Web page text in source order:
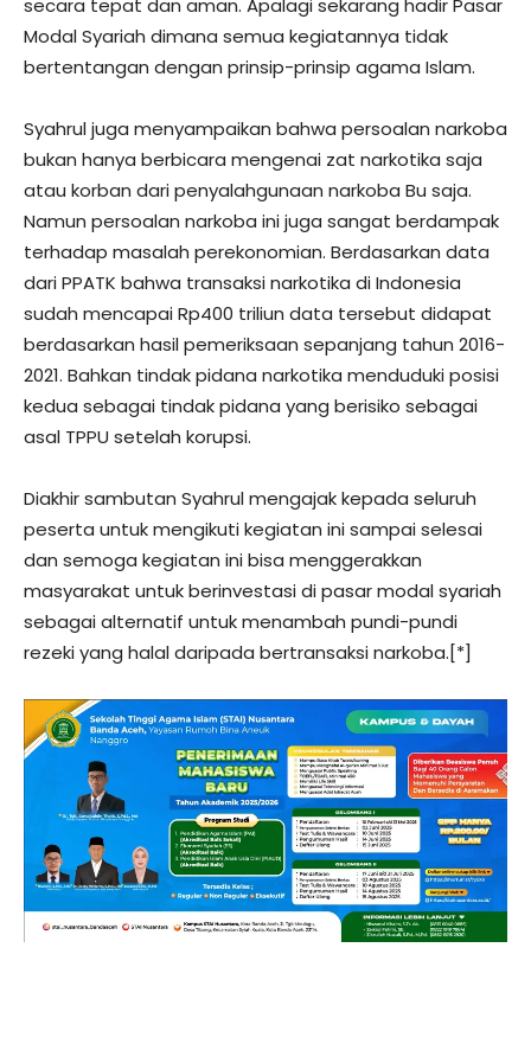
secara tepat dan aman. Apalagi sekarang hadir Pasar
Modal Syariah dimana semua kegiatannya tidak
bertentangan dengan prinsip-prinsip agama Islam.
Syahrul juga menyampaikan bahwa persoalan narkoba
bukan hanya berbicara mengenai zat narkotika saja
atau korban dari penyalahgunaan narkoba Bu saja.
Namun persoalan narkoba ini juga sangat berdampak
terhadap masalah perekonomian. Berdasarkan data
dari PPATK bahwa transaksi narkotika di Indonesia
sudah mencapai Rp400 triliun data tersebut didapat
berdasarkan hasil pemeriksaan sepanjang tahun 2016-
2021. Bahkan tindak pidana narkotika menduduki posisi
kedua sebagai tindak pidana yang berisiko sebagai
asal TPPU setelah korupsi.
Diakhir sambutan Syahrul mengajak kepada seluruh
peserta untuk mengikuti kegiatan ini sampai selesai
dan semoga kegiatan ini bisa menggerakkan
masyarakat untuk berinvestasi di pasar modal syariah
sebagai alternatif untuk menambah pundi-pundi
rezeki yang halal daripada bertransaksi narkoba.[*]